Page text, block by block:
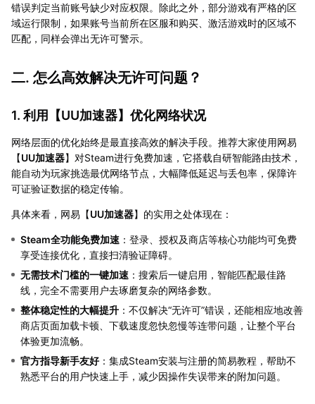
错误判定当前账号缺少对应权限。除此之外，部分游戏有严格的区
域运行限制，如果账号当前所在区服和购买、激活游戏时的区域不
匹配，同样会弹出无许可警示。
二. 怎么高效解决无许可问题？
1. 利用【UU加速器】优化网络状况
网络层面的优化始终是最直接高效的解决手段。推荐大家使用网易
【UU加速器】对Steam进行免费加速，它搭载自研智能路由技术，
能自动为玩家挑选最优网络节点，大幅降低延迟与丢包率，保障许
可证验证数据的稳定传输。
具体来看，网易【UU加速器】的实用之处体现在：
Steam全功能免费加速 ：登录、授权及商店等核心功能均可免费
享受连接优化，直接扫清验证障碍。
无需技术门槛的一键加速 ：搜索后一键启用，智能匹配最佳路
线，完全不需要用户去琢磨复杂的网络参数。
整体稳定性的大幅提升 ：不仅解决“无许可”错误，还能相应地改善
商店页面加载卡顿、下载速度忽快忽慢等连带问题，让整个平台
体验更加流畅。
官方指导新手友好：集成Steam安装与注册的简易教程，帮助不
熟悉平台的用户快速上手，减少因操作失误带来的附加问题。